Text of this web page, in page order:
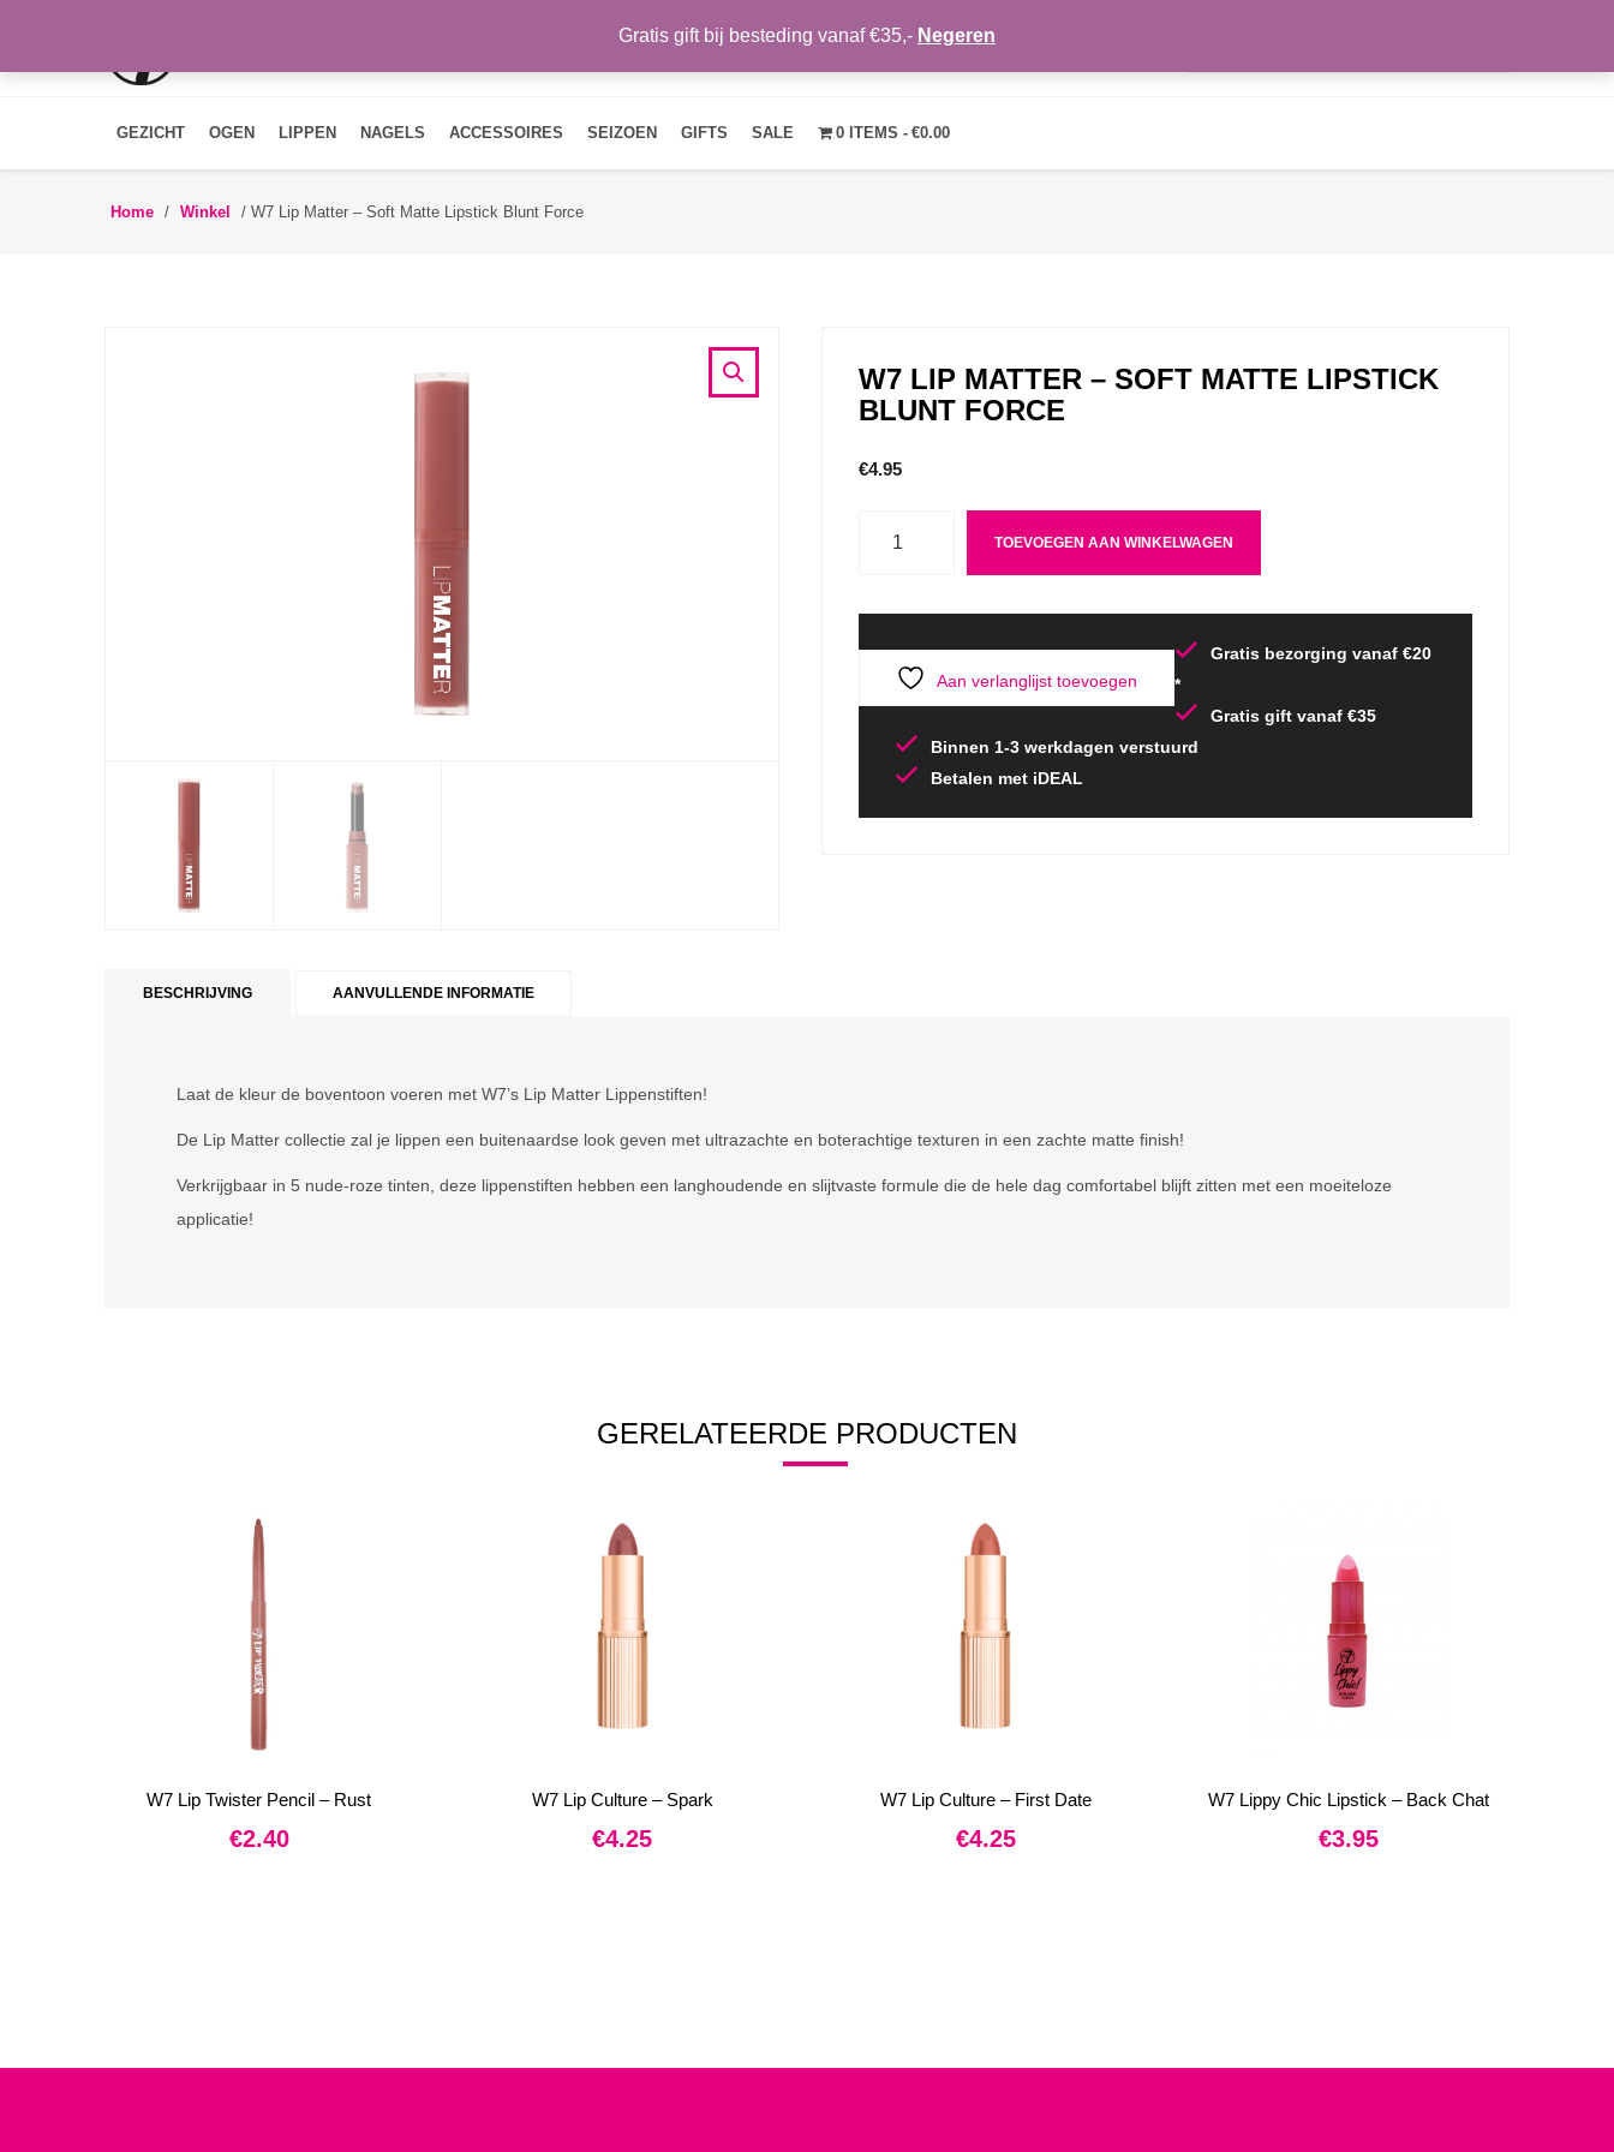
OVER ONS NIEUWS CONTACT MIJN ACCOUNT
GEZICHT OGEN LIPPEN NAGELS ACCESSOIRES SEIZOEN GIFTS SALE 0 ITEMS €0.00
Home / Winkel / W7 Lip Matter – Soft Matte Lipstick Blunt Force
W7 LIP MATTER – SOFT MATTE LIPSTICK
BLUNT FORCE
€4.95
TOEVOEGEN AAN WINKELWAGEN
Aan verlanglijst toevoegen
Gratis bezorging vanaf €20
*
Gratis gift vanaf €35
Binnen 1-3 werkdagen verstuurd
Betalen met iDEAL
BESCHRIJVING AANVULLENDE INFORMATIE
Laat de kleur de boventoon voeren met W7’s Lip Matter Lippenstiften!
De Lip Matter collectie zal je lippen een buitenaardse look geven met ultrazachte en boterachtige texturen in een zachte matte finish!
Verkrijgbaar in 5 nude-roze tinten, deze lippenstiften hebben een langhoudende en slijtvaste formule die de hele dag comfortabel blijft zitten met een moeiteloze
applicatie!
GERELATEERDE PRODUCTEN
W7 Lip Twister Pencil – Rust
€2.40
W7 Lip Culture – Spark
€4.25
W7 Lip Culture – First Date
€4.25
W7 Lippy Chic Lipstick – Back Chat
€3.95
Gratis gift bij besteding vanaf €35,- Negeren